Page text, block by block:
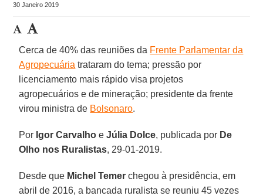
30 Janeiro 2019
Cerca de 40% das reuniões da Frente Parlamentar da
Agropecuária trataram do tema; pressão por
licenciamento mais rápido visa projetos
agropecuários e de mineração; presidente da frente
virou ministra de Bolsonaro.
Por Igor Carvalho eJúlia Dolce, publicada por De
Olho nos Ruralistas, 29-01-2019.
Desde que Michel Temer chegou à presidência, em
abril de 2016, a bancada ruralista se reuniu 45 vezes